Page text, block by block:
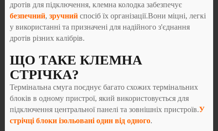
дротів для підключення, клемна колодка забезпечує
безпечний, зручний спосіб їх організації.Вони міцні, легкі
у використанні та призначені для надійного з'єднання
дротів різних калібрів.
ЩО ТАКЕ КЛЕМНА
СТРІЧКА?
Термінальна смуга поєднує багато схожих термінальних
блоків в одному пристрої, який використовується для
підключення центральної панелі та зовнішніх пристроїв.У
стрічці блоки ізольовані один від одного.